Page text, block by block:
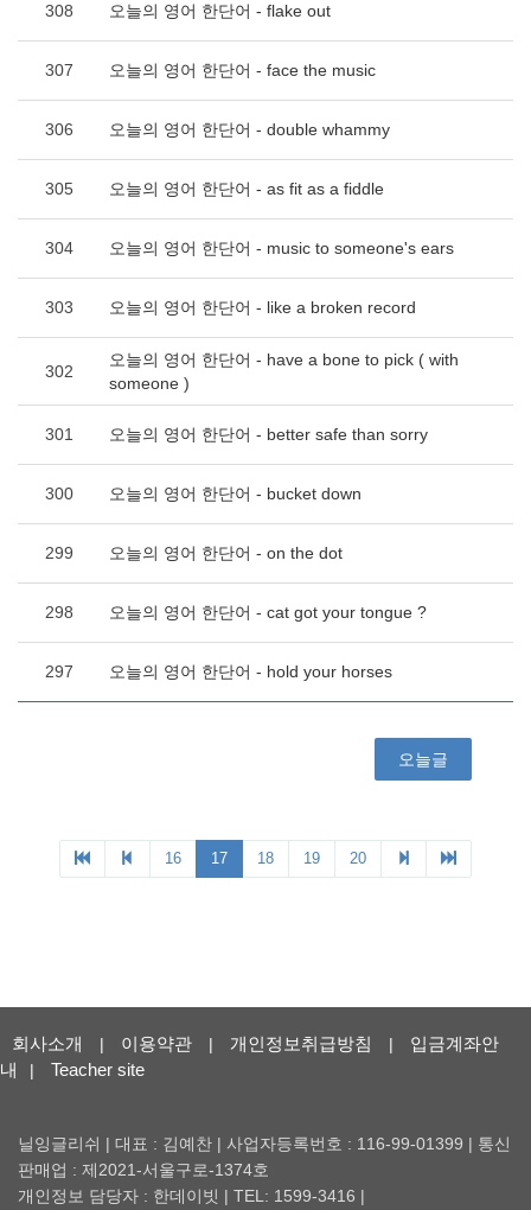
회사소개 | 이용약관 | 개인정보취급방침 |
입금계좌안
내
| Teacher site
닐잉글리쉬 | 대표 : 김예찬 | 사업자등록번호 : 116-99-01399 | 통신
판매업 : 제2021-서울구로-1374호
개인정보 담당자 : 한데이빗 | TEL: 1599-3416 |